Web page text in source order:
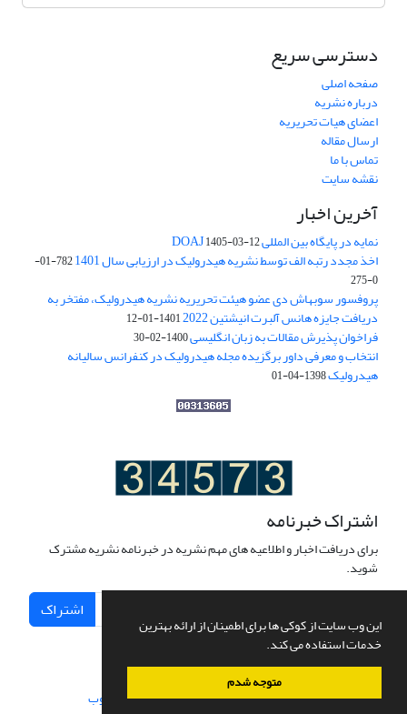
این وب سایت از کوکی ها برای اطمینان از ارائه بهترین
خدمات استفاده می کند.
متوجه شدم
دسترسی سریع
صفحه اصلی
درباره نشریه
اعضای هیات تحریریه
ارسال مقاله
تماس با ما
نقشه سایت
آخرین اخبار
نمایه در پایگاه بین المللی DOAJ1405-03-12
اخذ مجدد رتبه الف توسط نشریه هیدرولیک در ارزیابی سال 1401
782-01-
0-275
پروفسور سوبهاش دی عضو هیئت تحریریه نشریه هیدرولیک، مفتخر به
دریافت جایزه هانس آلبرت انیشتین 2022 1401-01-12
فراخوان پذیرش مقالات به زبان انگلیسی1400-02-30
انتخاب و معرفی داور برگزیده مجله هیدرولیک در کنفرانس سالیانه
هیدرولیک1398-04-01
اشتراک خبرنامه
برای دریافت اخبار و اطلاعیه های مهم نشریه در خبرنامه نشریه مشترک
شوید.
اشتراک
سامانه مدیریت نشریات علمی.طراحی و پیاده سازی از سیناوب